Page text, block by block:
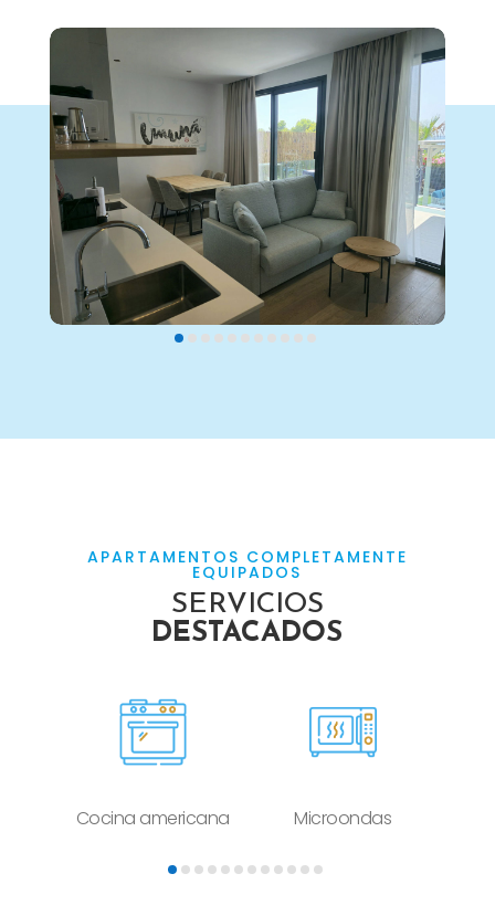
APARTAMENTOS COMPLETAMENTE
EQUIPADOS
SERVICIOS
DESTACADOS
Cocina americana Microondas